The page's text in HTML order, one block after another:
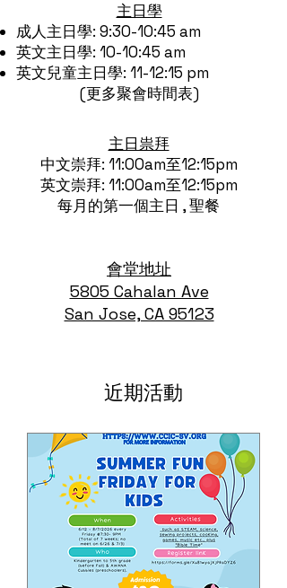
主日學
成人主日學: 9:30-10:45 am
英文主日學: 10-10:45 am
英文兒童主日學: 11-12:15 pm
(更多聚會時間表)
主日祟拜
中文崇拜: 11:00am至12:15pm
​英文崇拜: 11:00am至12:15pm
每月的第一個主日 , 聖餐​
會堂地址
5805 Cahalan Ave
San Jose, CA 95123
近期活動